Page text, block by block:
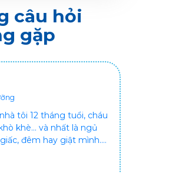
trên ứng dụng VitaDairy
sau:
câu hỏi
gặp
tôi 12 tháng tuổi, cháu
khè... và nhất là ngủ
đêm hay giật mình.
tình trạng vậy nên làm